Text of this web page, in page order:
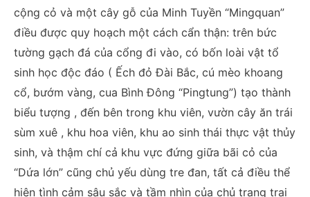
cộng cỏ và một cây gỗ của Minh Tuyền “Mingquan”
điều được quy hoạch một cách cẩn thận: trên bức
tường gạch đá của cổng đi vào, có bốn loài vật tổ
sinh học độc đáo ( Ếch đỏ Đài Bắc, cú mèo khoang
cổ, bướm vàng, cua Bình Đông “Pingtung”) tạo thành
biểu tượng , đến bên trong khu viên, vườn cây ăn trái
sùm xuê , khu hoa viên, khu ao sinh thái thực vật thủy
sinh, và thậm chí cả khu vực đứng giữa bãi cỏ của
“Dứa lớn” cũng chủ yếu dùng tre đan, tất cả điều thể
hiện tình cảm sâu sắc và tầm nhìn của chủ trang trại